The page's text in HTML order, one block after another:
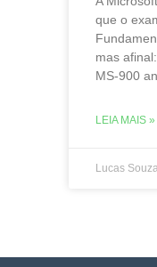
que o
mas
MS-900
LEIA MAIS »
Lucas